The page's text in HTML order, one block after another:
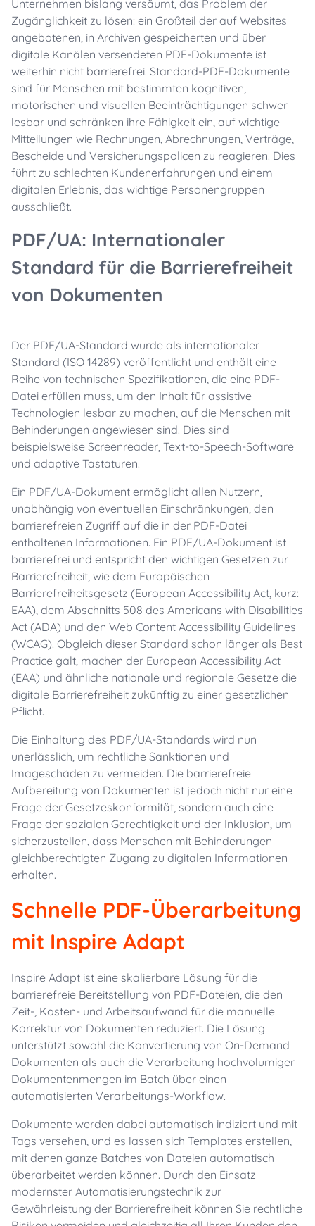
Unternehmen bislang versäumt, das Problem der
Zugänglichkeit zu lösen: ein Großteil der auf Websites
angebotenen, in Archiven gespeicherten und über
digitale Kanälen versendeten PDF-Dokumente ist
weiterhin nicht barrierefrei. Standard-PDF-Dokumente
sind für Menschen mit bestimmten kognitiven,
motorischen und visuellen Beeinträchtigungen schwer
lesbar und schränken ihre Fähigkeit ein, auf wichtige
Mitteilungen wie Rechnungen, Abrechnungen, Verträge,
Bescheide und Versicherungspolicen zu reagieren. Dies
führt zu schlechten Kundenerfahrungen und einem
digitalen Erlebnis, das wichtige Personengruppen
ausschließt.
PDF/UA: Internationaler
Standard für die Barrierefreiheit
von Dokumenten
Der PDF/UA-Standard wurde als internationaler
Standard (ISO 14289) veröffentlicht und enthält eine
Reihe von technischen Spezifikationen, die eine PDF-
Datei erfüllen muss, um den Inhalt für assistive
Technologien lesbar zu machen, auf die Menschen mit
Behinderungen angewiesen sind. Dies sind
beispielsweise Screenreader, Text-to-Speech-Software
und adaptive Tastaturen.
Ein PDF/UA-Dokument ermöglicht allen Nutzern,
unabhängig von eventuellen Einschränkungen, den
barrierefreien Zugriff auf die in der PDF-Datei
enthaltenen Informationen. Ein PDF/UA-Dokument ist
barrierefrei und entspricht den wichtigen Gesetzen zur
Barrierefreiheit, wie dem Europäischen
Barrierefreiheitsgesetz (European Accessibility Act, kurz:
EAA), dem Abschnitts 508 des Americans with Disabilities
Act (ADA) und den Web Content Accessibility Guidelines
(WCAG). Obgleich dieser Standard schon länger als Best
Practice galt, machen der European Accessibility Act
(EAA) und ähnliche nationale und regionale Gesetze die
digitale Barrierefreiheit zukünftig zu einer gesetzlichen
Pflicht.
Die Einhaltung des PDF/UA-Standards wird nun
unerlässlich, um rechtliche Sanktionen und
Imageschäden zu vermeiden. Die barrierefreie
Aufbereitung von Dokumenten ist jedoch nicht nur eine
Frage der Gesetzeskonformität, sondern auch eine
Frage der sozialen Gerechtigkeit und der Inklusion, um
sicherzustellen, dass Menschen mit Behinderungen
gleichberechtigten Zugang zu digitalen Informationen
erhalten.
Schnelle PDF-Überarbeitung
mit Inspire Adapt
Inspire Adapt ist eine skalierbare Lösung für die
barrierefreie Bereitstellung von PDF-Dateien, die den
Zeit-, Kosten- und Arbeitsaufwand für die manuelle
Korrektur von Dokumenten reduziert. Die Lösung
unterstützt sowohl die Konvertierung von On-Demand
Dokumenten als auch die Verarbeitung hochvolumiger
Dokumentenmengen im Batch über einen
automatisierten Verarbeitungs-Workflow.
Dokumente werden dabei automatisch indiziert und mit
Tags versehen, und es lassen sich Templates erstellen,
mit denen ganze Batches von Dateien automatisch
überarbeitet werden können. Durch den Einsatz
modernster Automatisierungstechnik zur
Gewährleistung der Barrierefreiheit können Sie rechtliche